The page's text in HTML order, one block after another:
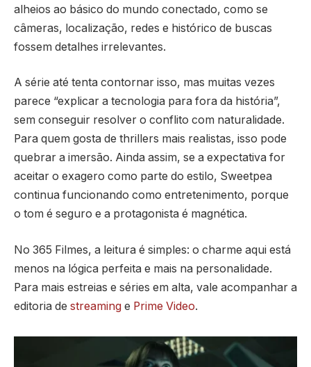
alheios ao básico do mundo conectado, como se
câmeras, localização, redes e histórico de buscas
fossem detalhes irrelevantes.
A série até tenta contornar isso, mas muitas vezes
parece “explicar a tecnologia para fora da história”,
sem conseguir resolver o conflito com naturalidade.
Para quem gosta de thrillers mais realistas, isso pode
quebrar a imersão. Ainda assim, se a expectativa for
aceitar o exagero como parte do estilo, Sweetpea
continua funcionando como entretenimento, porque
o tom é seguro e a protagonista é magnética.
No 365 Filmes, a leitura é simples: o charme aqui está
menos na lógica perfeita e mais na personalidade.
Para mais estreias e séries em alta, vale acompanhar a
editoria de streaming e Prime Video.